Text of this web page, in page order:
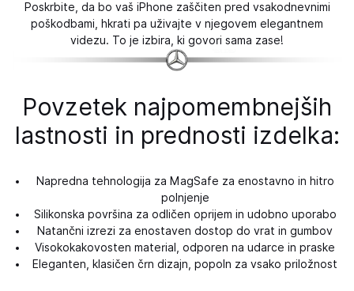
Poskrbite, da bo vaš iPhone zaščiten pred vsakodnevnimi
poškodbami, hkrati pa uživajte v njegovem elegantnem
videzu. To je izbira, ki govori sama zase!
Povzetek najpomembnejših
lastnosti in prednosti izdelka:
Napredna tehnologija za MagSafe za enostavno in hitro
polnjenje
Silikonska površina za odličen oprijem in udobno uporabo
Natančni izrezi za enostaven dostop do vrat in gumbov
Visokokakovosten material, odporen na udarce in praske
Eleganten, klasičen črn dizajn, popoln za vsako priložnost